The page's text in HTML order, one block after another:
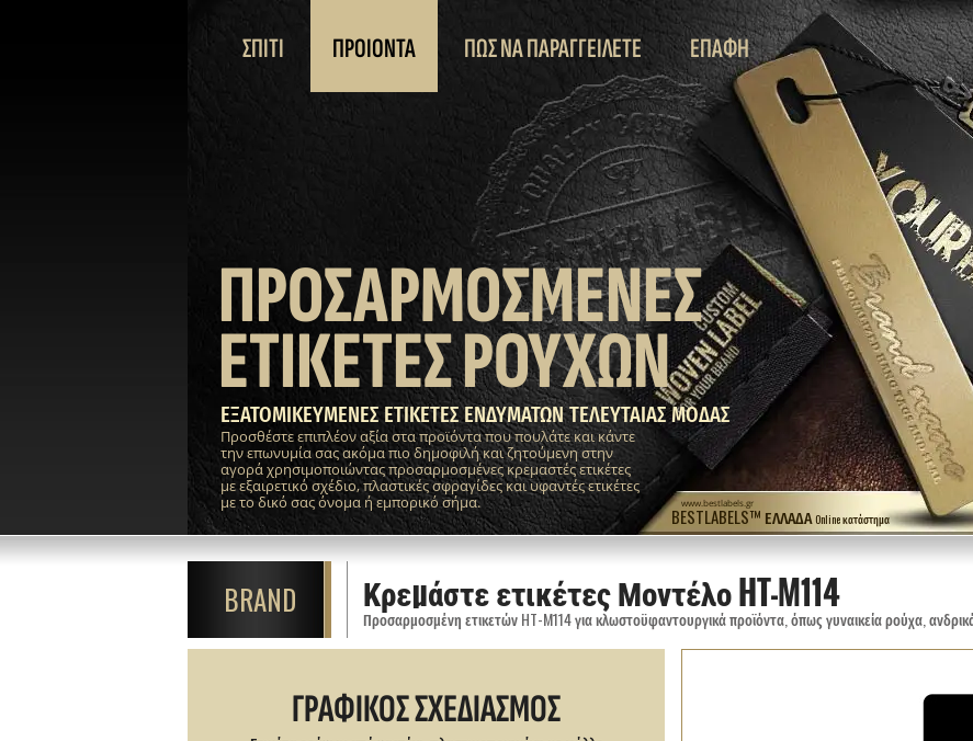
BESTLABELS™ ΕΛΛΆΔΑ Online κατάστημα
www.bestlabels.gr
ΠΡΟΣΑΡΜΟΣΜΕΝΕΣ
ΕΤΙΚΕΤΕΣ ΡΟΥΧΩΝ
ΕΞΑΤΟΜΙΚΕΥΜΕΝΕΣ ΕΤΙΚΕΤΕΣ ΕΝΔΥΜΑΤΩΝ ΤΕΛΕΥΤΑΙΑΣ ΜΟΔΑΣ
Προσθέστε επιπλέον αξία στα προϊόντα που πουλάτε και κάντε
την επωνυμία σας ακόμα πιο δημοφιλή και ζητούμενη στην
αγορά χρησιμοποιώντας προσαρμοσμένες κρεμαστές ετικέτες
με εξαιρετικό σχέδιο, πλαστικές σφραγίδες και υφαντές ετικέτες
με το δικό σας όνομα ή εμπορικό σήμα.
ΣΠΙΤΙ ΠΡΟΙΟΝΤΑ ΠΩΣ ΝΑ ΠΑΡΑΓΓΕΙΛΕΤΕ ΕΠΑΦΗ
BRAND Κρεμάστε ετικέτες Μοντέλο HT-M114
ΓΡΑΦΙΚΟΣ ΣΧΕΔΙΑΣΜΟΣ